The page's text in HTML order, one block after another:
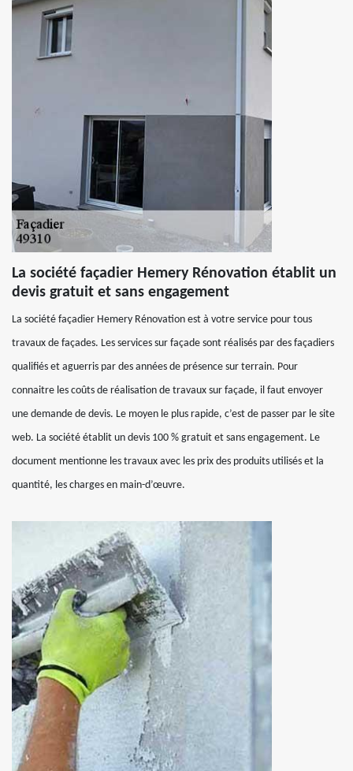
La société façadier Hemery Rénovation établit un
devis gratuit et sans engagement
La société façadier Hemery Rénovation est à votre service pour tous
travaux de façades. Les services sur façade sont réalisés par des façadiers
qualifiés et aguerris par des années de présence sur terrain. Pour
connaitre les coûts de réalisation de travaux sur façade, il faut envoyer
une demande de devis. Le moyen le plus rapide, c’est de passer par le site
web. La société établit un devis 100 % gratuit et sans engagement. Le
document mentionne les travaux avec les prix des produits utilisés et la
quantité, les charges en main-d’œuvre.